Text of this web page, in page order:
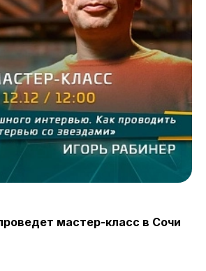
мастер-класс в Сочи